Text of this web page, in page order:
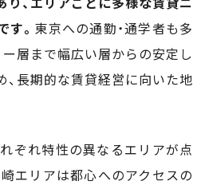
。 東京への通勤・通学者も多
層まで幅広い層からの安定し
、長期的な賃貸経営に向いた地
れぞれ特性の異なるエリアが点
エリアは都心へのアクセスの